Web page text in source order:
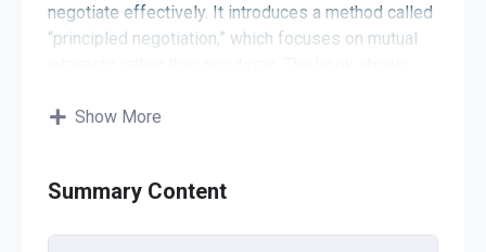
negotiate effectively. It introduces a method called
“principled negotiation,” which focuses on mutual
people from the problem, focusing on interests,
satisfy both parties.
About the authors
Show More
Summary Content